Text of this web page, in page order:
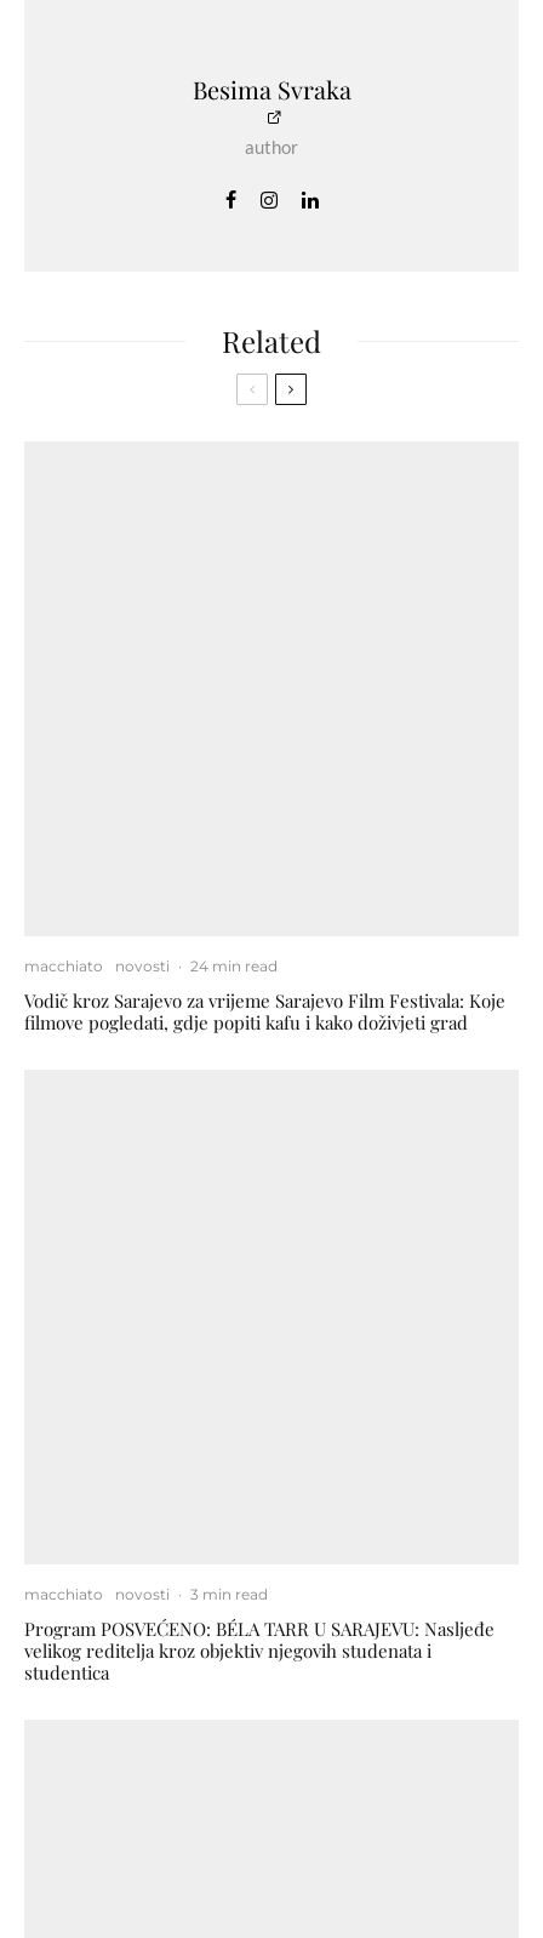
Besima Svraka
author
Related
macchiato novosti · 24 min read
Vodič kroz Sarajevo za vrijeme Sarajevo Film Festivala: Koje
filmove pogledati, gdje popiti kafu i kako doživjeti grad
macchiato novosti · 3 min read
Program POSVEĆENO: BÉLA TARR U SARAJEVU: Nasljeđe
velikog reditelja kroz objektiv njegovih studenata i
studentica